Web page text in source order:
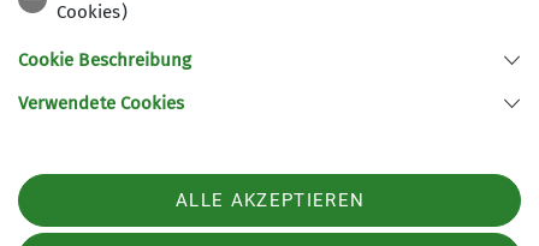
Aktuelles
Sektion Ludwigshafen am Rhein des Deutschen Alpenvereins e.V.
Bleichstr. 19
67061 Ludwigshafen
Cookies)
Cookie Beschreibung
Verwendete Cookies
ALLE AKZEPTIEREN